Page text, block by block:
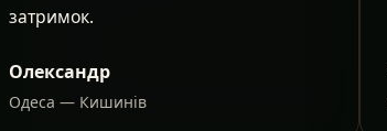
затримок.
Олександр
Одеса — Кишинів